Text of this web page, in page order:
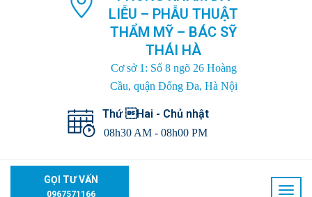
LIỄU – PHẪU THUẬT
THẨM MỸ – BÁC SỸ
THÁI HÀ
Cơ sở 1: Số 8 ngõ 26 Hoàng
Cầu, quận Đống Đa, Hà Nội
Thứ Hai - Chủ nhật
08h30 AM - 08h00 PM
GỌI TƯ VẤN
0967571166